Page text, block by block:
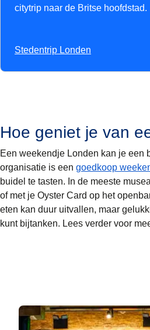
citytrip naar de Britse hoofdstad.
Stedentrip Londen
Hoe geniet je van
Een weekendje Londen kan je een
organisatie is een goedkoop
buidel te tasten. In de meeste
of met je Oyster Card op het
eten kan duur uitvallen, maar
kunt bijtanken. Lees verder voor